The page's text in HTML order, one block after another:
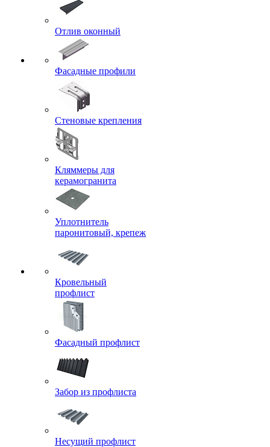
Отлив оконный
Фасадные профили
Стеновые крепления
Кляммеры для
керамогранита
Уплотнитель
паронитовый, крепеж
Кровельный
профлист
Фасадный профлист
Забор из профлиста
Несущий профлист